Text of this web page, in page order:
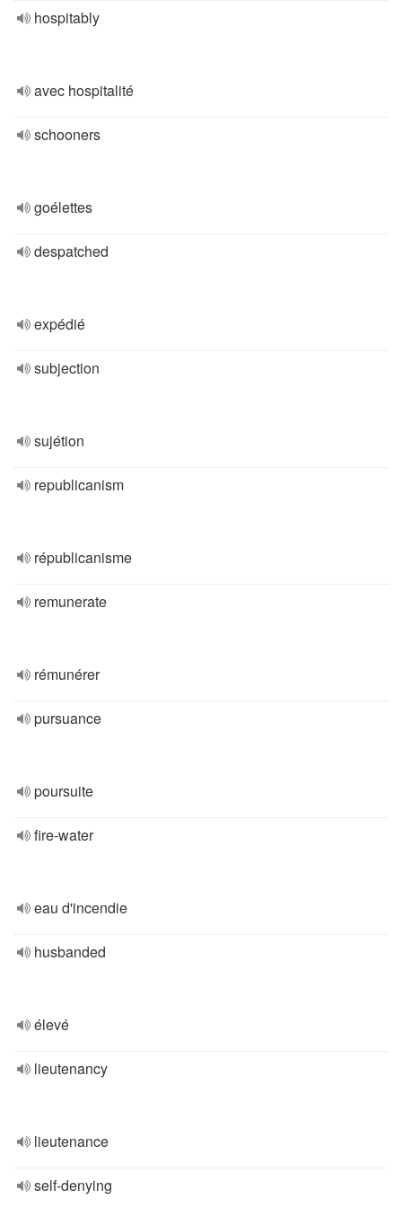
hospitably
avec hospitalité
schooners
goélettes
despatched
expédié
subjection
sujétion
republicanism
républicanisme
remunerate
rémunérer
pursuance
poursuite
fire-water
eau d'incendie
husbanded
élevé
lieutenancy
lieutenance
self-denying